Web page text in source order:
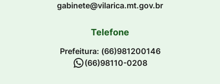
gabinete@vilarica.mt.gov.br
Telefone
Prefeitura: (66)981200146
(66)98110-0208